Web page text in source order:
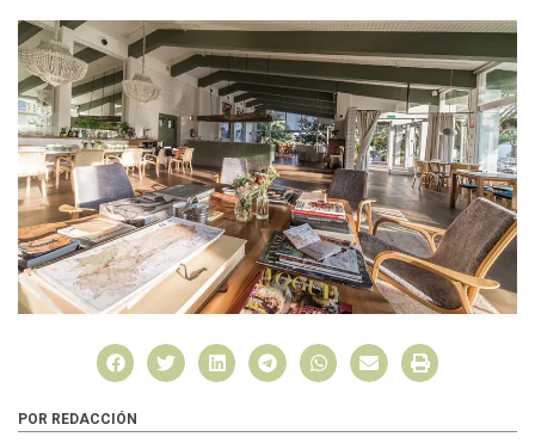
POR REDACCIÓN